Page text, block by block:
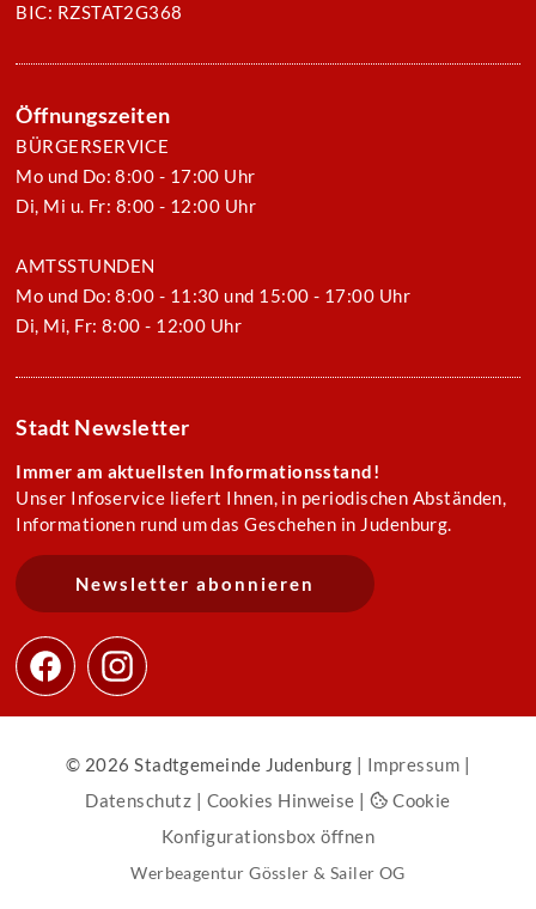
BIC: RZSTAT2G368
Öffnungszeiten
BÜRGERSERVICE
Mo und Do: 8:00 - 17:00 Uhr
Di, Mi u. Fr: 8:00 - 12:00 Uhr
AMTSSTUNDEN
Mo und Do: 8:00 - 11:30 und 15:00 - 17:00 Uhr
Di, Mi, Fr: 8:00 - 12:00 Uhr
Stadt Newsletter
Immer am aktuellsten Informationsstand!
Unser Infoservice liefert Ihnen, in periodischen Abständen,
Informationen rund um das Geschehen in Judenburg.
Newsletter abonnieren
© 2026 Stadtgemeinde Judenburg | Impressum |
Datenschutz | Cookies Hinweise |
Cookie
Konfigurationsbox öffnen
Werbeagentur Gössler & Sailer OG